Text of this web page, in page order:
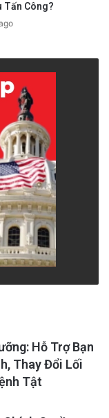
Tấn Công?
Hỗ Trợ Bạn
Thay Đổi Lối
Tật